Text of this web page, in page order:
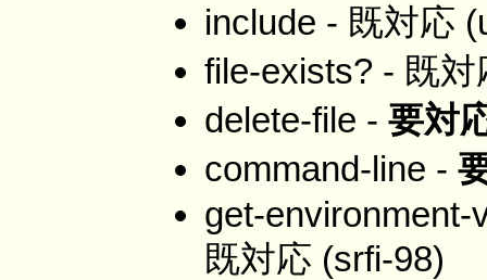
include - 既対応
file-exists? - 既対
delete-file - 要対
command-line -
get-environment-
既対応 (srfi-98)